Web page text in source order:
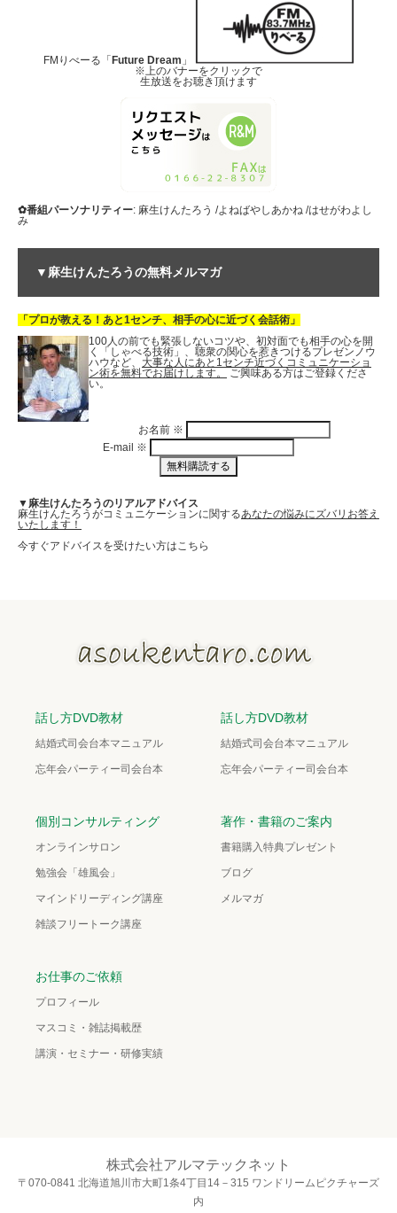
FMりべーる「Future Dream 」
※上のバナーをクリックで
生放送をお聴き頂けます
✿番組パーソナリティー: 麻生けんたろう /よねばやしあかね /はせがわよし
み
▼麻生けんたろうの無料メルマガ
「プロが教える！あと1センチ、相手の心に近づく会話術」
100人の前でも緊張しないコツや、初対面でも相手の心を開
く「しゃべる技術」、聴衆の関心を惹きつけるプレゼンノウ
ハウなど、 大事な人にあと1センチ近づくコミュニケーショ
ン術を無料でお届けします。
ご興味ある方はご登録くださ
い。
お名前 ※
E-mail ※
▼麻生けんたろうのリアルアドバイス
麻生けんたろうがコミュニケーションに関するあなたの悩みにズバリお答え
いたします！
今すぐアドバイスを受けたい方はこちら
話し方DVD教材
結婚式司会台本マニュアル
忘年会パーティー司会台本
話し方DVD教材
結婚式司会台本マニュアル
忘年会パーティー司会台本
個別コンサルティング
オンラインサロン
勉強会「雄風会」
マインドリーディング講座
雑談フリートーク講座
著作・書籍のご案内
書籍購入特典プレゼント
ブログ
メルマガ
お仕事のご依頼
プロフィール
マスコミ・雑誌掲載歴
講演・セミナー・研修実績
株式会社アルマテックネット
〒070-0841 北海道旭川市大町1条4丁目14－315 ワンドリームピクチャーズ
内